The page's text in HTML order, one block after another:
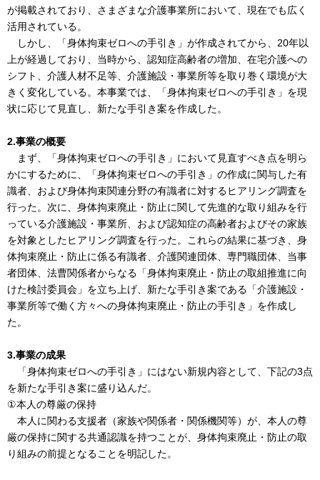
が掲載されており、さまざまな介護事業所において、現在でも広く
活用されている。
しかし、「身体拘束ゼロへの手引き」が作成されてから、20年以
上が経過しており、当時から、認知症高齢者の増加、在宅介護への
シフト、介護人材不足等、介護施設・事業所等を取り巻く環境が大
きく変化している。本事業では、「身体拘束ゼロへの手引き」を現
状に応じて見直し、新たな手引き案を作成した。
2.事業の概要
まず、「身体拘束ゼロへの手引き」において見直すべき点を明ら
かにするために、「身体拘束ゼロへの手引き」の作成に関与した有
識者、および身体拘束関連分野の有識者に対するヒアリング調査を
行った。次に、身体拘束廃止・防止に関して先進的な取り組みを行
っている介護施設・事業所、および認知症の高齢者およびその家族
を対象としたヒアリング調査を行った。これらの結果に基づき、身
体拘束廃止・防止に係る有識者、介護関連団体、専門職団体、当事
者団体、法曹関係者からなる「身体拘束廃止・防止の取組推進に向
けた検討委員会」を立ち上げ、新たな手引き案である「介護施設・
事業所等で働く方々への身体拘束廃止・防止の手引き」を作成し
た。
3.事業の成果
「身体拘束ゼロへの手引き」にはない新規内容として、下記の3点
を新たな手引き案に盛り込んだ。
①本人の尊厳の保持
本人に関わる支援者（家族や関係者・関係機関等）が、本人の尊
厳の保持に関する共通認識を持つことが、身体拘束廃止・防止の取
り組みの前提となることを明記した。